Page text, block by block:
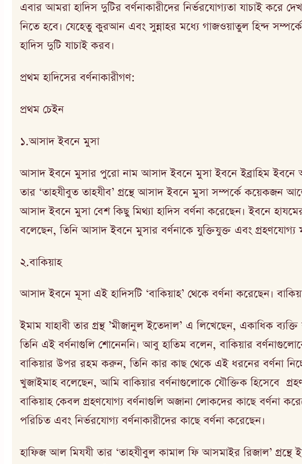
এবার আমরা হাদিস দুটির বর্ণনাকারীদের নির্ভরযোগ্যতা যাচাই
নিতে হবে। যেহেতু কুরআন এবং সুন্নাহর মধ্যে গাজওয়াতুল হিন্দ
হাদিস দুটি যাচাই করব।
প্রথম হাদিসের বর্ণনাকারীগণ:
প্রথম চেইন
১.আসাদ ইবনে মুসা
আসাদ ইবনে মুসার পুরো নাম আসাদ ইবনে মুসা ইবনে ইব্রাহিম
তার ‘তাহযীবুত তাহযীব’ গ্রন্থে আসাদ ইবনে মুসা সম্পর্কে
আসাদ ইবনে মুসা বেশ কিছু মিথ্যা হাদিস বর্ণনা করেছেন। ইবনে
বলেছেন, তিনি আসাদ ইবনে মুসার বর্ণনাকে যুক্তিযুক্ত এবং গ্রহণযোগ্য
২.বাকিয়াহ
আসাদ ইবনে মূসা এই হাদিসটি ‘বাকিয়াহ’ থেকে বর্ণনা করেছেন।
ইমাম যাহাবী তার গ্রন্থ ’মীজানুল ইতেদাল’ এ লিখেছেন, একাধিক
তিনি এই বর্ণনাগুলি শোনেননি। আবু হাতিম বলেন, বাকিয়ার
বাকিয়ার উপর রহম করুন, তিনি কার কাছ থেকে এই ধরনের বর্ণনা
খুজাইমাহ বলেছেন, আমি বাকিয়ার বর্ণনাগুলোকে যৌক্তিক হিসেবে
বাকিয়াহ কেবল গ্রহণযোগ্য বর্ণনাগুলি অজানা লোকদের কাছে বর্ণনা
পরিচিত এবং নির্ভরযোগ্য বর্ণনাকারীদের কাছে বর্ণনা করেছেন।
হাফিজ আল মিযযী তার ‘তাহযীবুল কামাল ফি আসমাইর রিজাল’